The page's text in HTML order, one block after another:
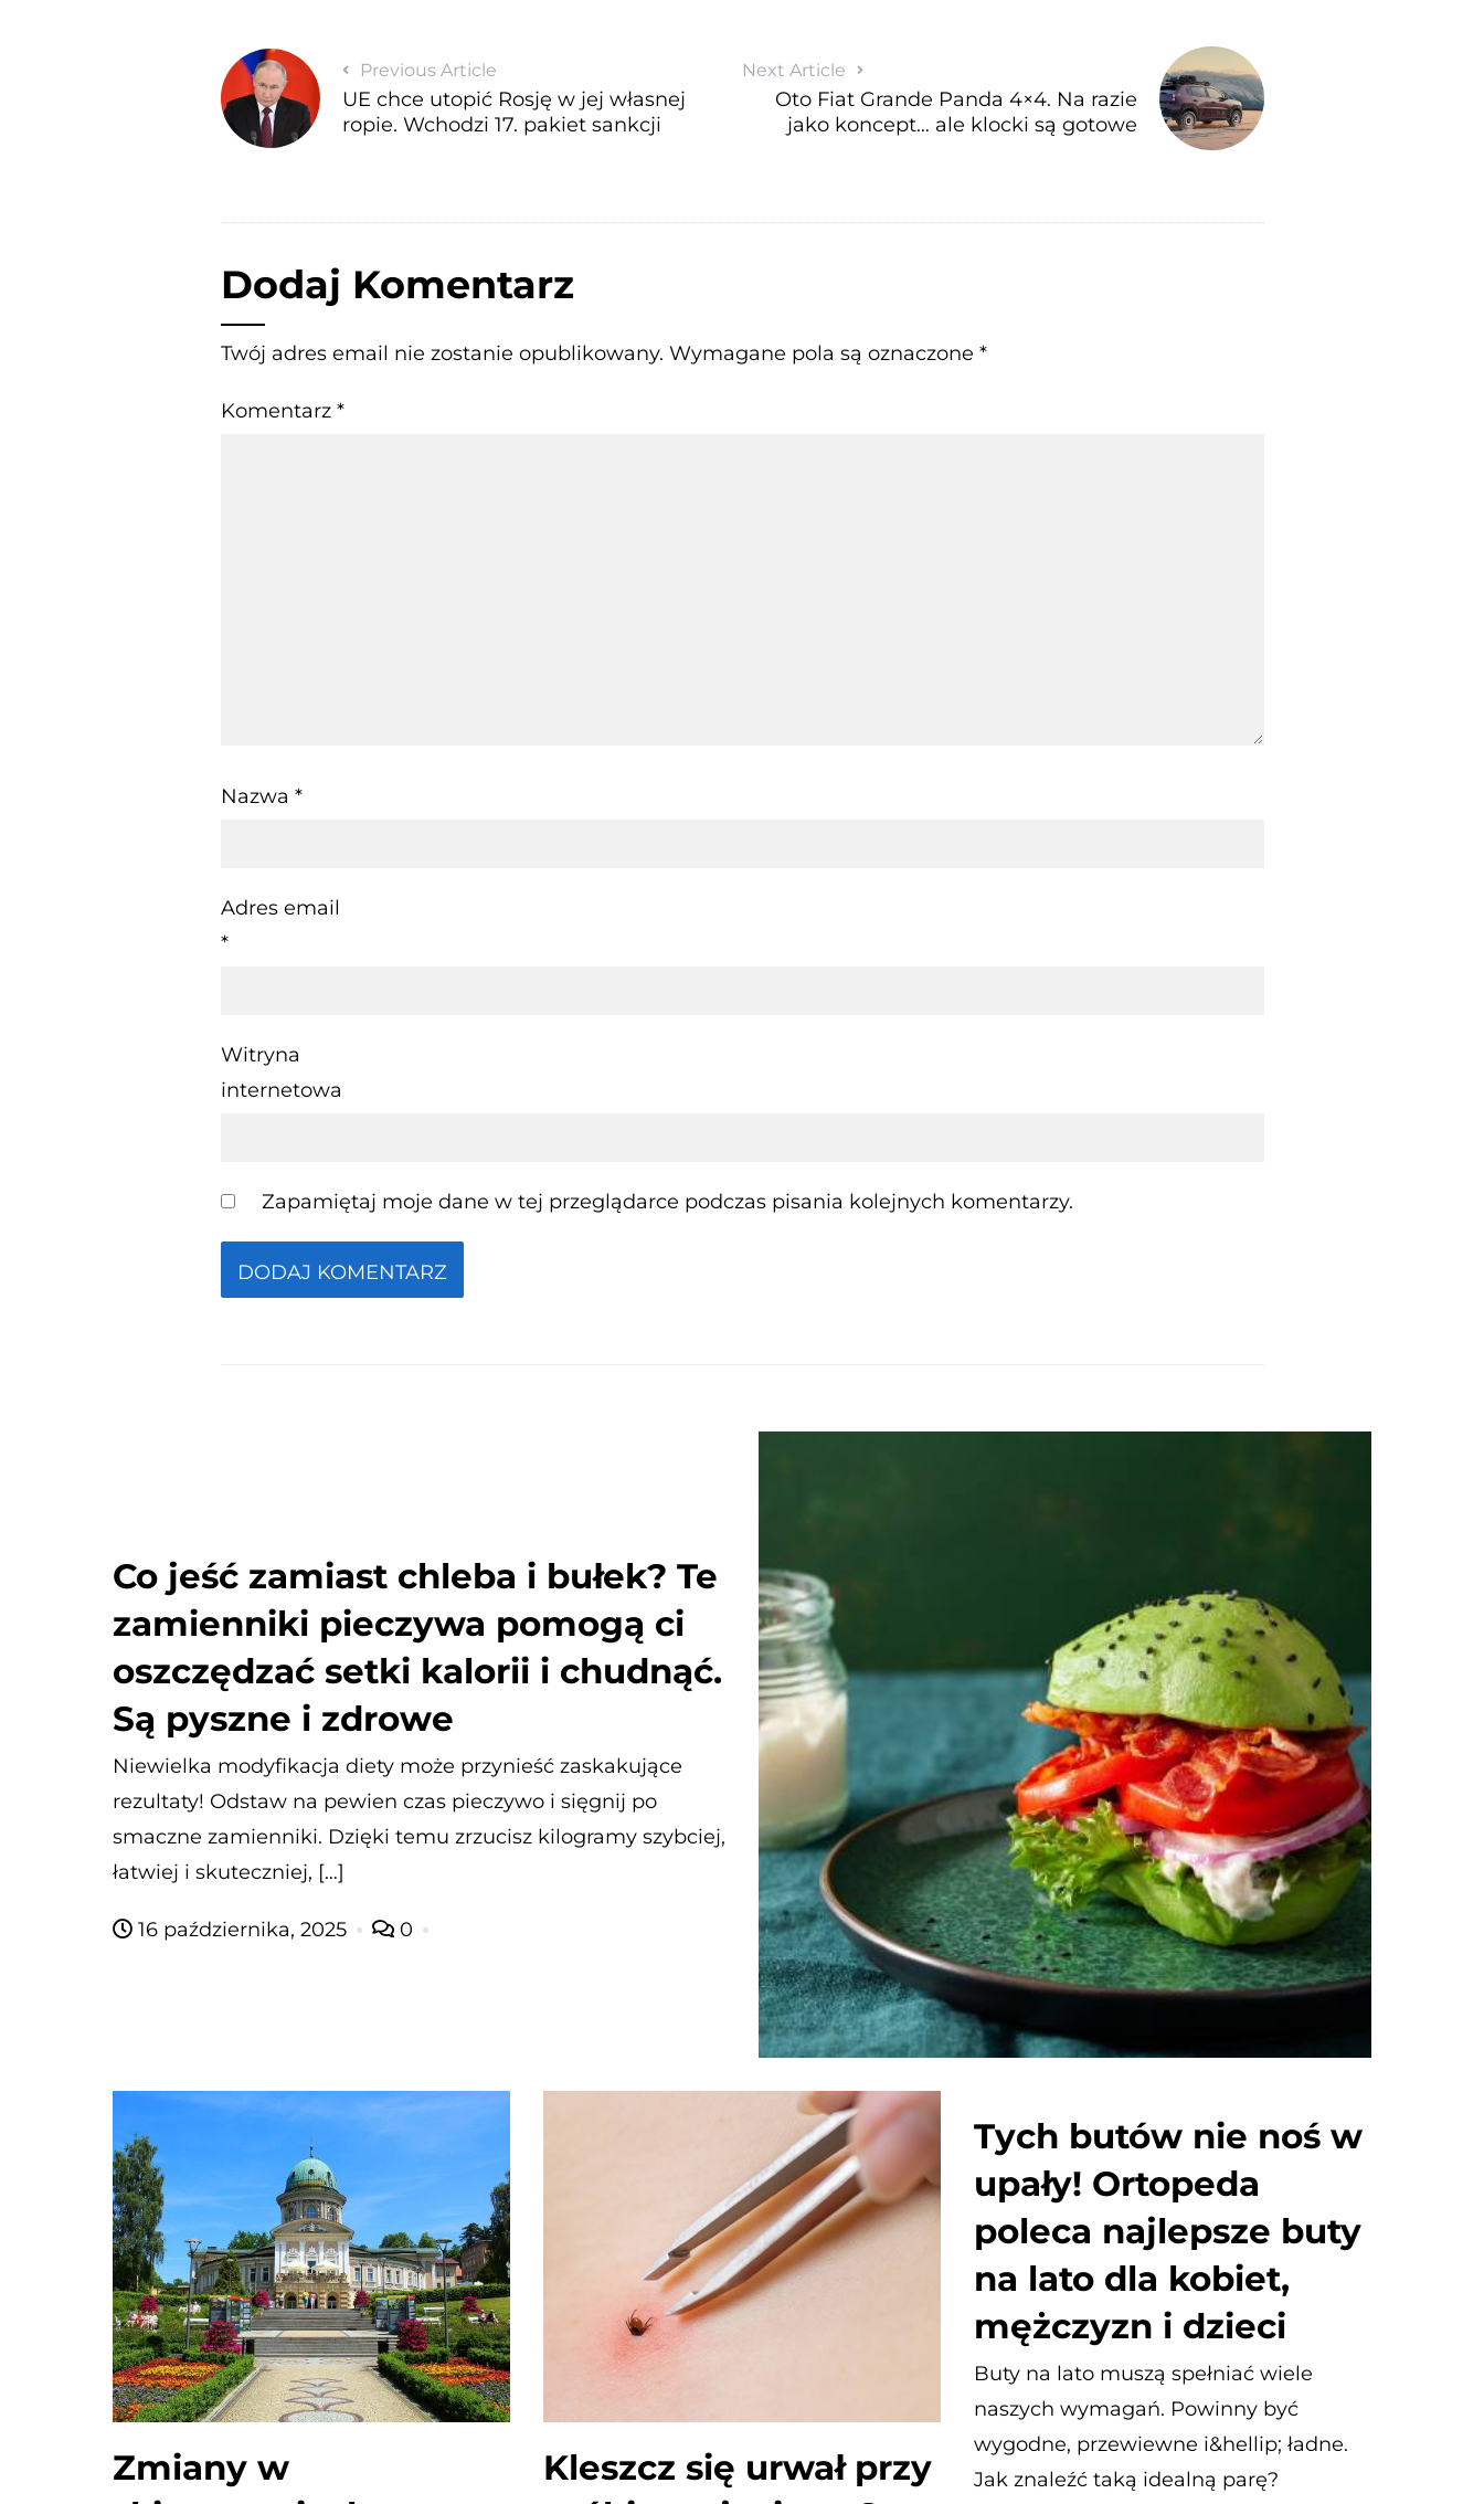
Previous Article
UE chce utopić Rosję w jej własnej
ropie. Wchodzi 17. pakiet sankcji
Next Article
Oto Fiat Grande Panda 4×4. Na razie
jako koncept… ale klocki są gotowe
Dodaj Komentarz
Twój adres email nie zostanie opublikowany. Wymagane pola są oznaczone *
Komentarz *
Nazwa *
Adres email
*
Witryna
internetowa
Zapamiętaj moje dane w tej przeglądarce podczas pisania kolejnych komentarzy.
Co jeść zamiast chleba i bułek? Te
zamienniki pieczywa pomogą ci
oszczędzać setki kalorii i chudnąć.
Są pyszne i zdrowe
Niewielka modyfikacja diety może przynieść zaskakujące
rezultaty! Odstaw na pewien czas pieczywo i sięgnij po
smaczne zamienniki. Dzięki temu zrzucisz kilogramy szybciej,
łatwiej i skuteczniej, […]
16 października, 2025 0
Zmiany w
Kleszcz się urwał przy
Tych butów nie noś w
upały! Ortopeda
poleca najlepsze buty
na lato dla kobiet,
mężczyzn i dzieci
Buty na lato muszą spełniać wiele
naszych wymagań. Powinny być
wygodne, przewiewne i&hellip; ładne.
Jak znaleźć taką idealną parę?